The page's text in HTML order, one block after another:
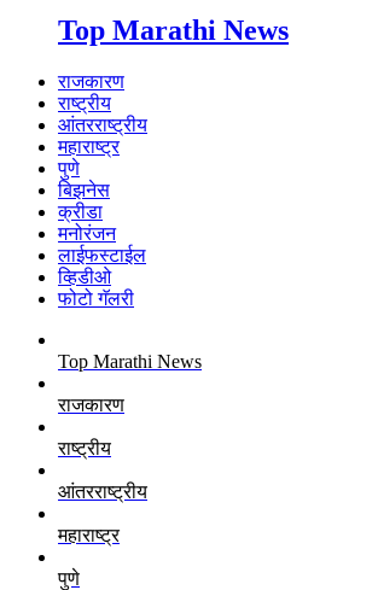
Top Marathi News
राजकारण
राष्ट्रीय
आंतरराष्ट्रीय
महाराष्ट्र
पुणे
बिझनेस
क्रीडा
मनोरंजन
लाईफस्टाईल
व्हिडीओ
फोटो गॅलरी
Top Marathi News
राजकारण
राष्ट्रीय
आंतरराष्ट्रीय
महाराष्ट्र
पुणे